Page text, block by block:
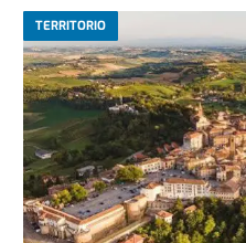
TERRITORIO